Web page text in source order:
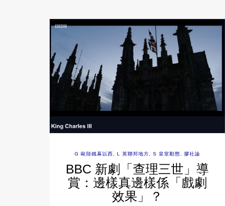
G 歐陸鐵幕以西 L 英聯邦地方 S 皇室動態 膠社論
BBC 新劇「查理三世」導
賞：邊樣真邊樣係「戲劇
效果」？